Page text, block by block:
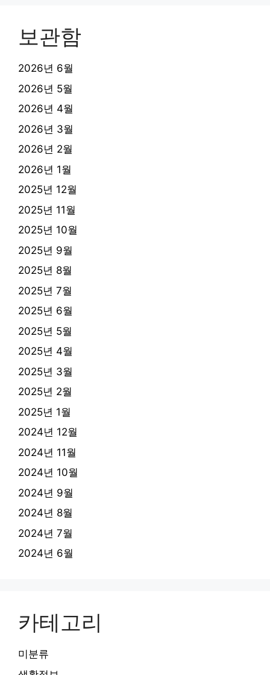
보관함
2026년 6월
2026년 5월
2026년 4월
2026년 3월
2026년 2월
2026년 1월
2025년 12월
2025년 11월
2025년 10월
2025년 9월
2025년 8월
2025년 7월
2025년 6월
2025년 5월
2025년 4월
2025년 3월
2025년 2월
2025년 1월
2024년 12월
2024년 11월
2024년 10월
2024년 9월
2024년 8월
2024년 7월
2024년 6월
카테고리
미분류